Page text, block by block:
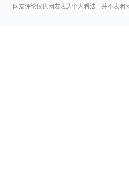
网友评论仅供网友表达个人看法，并不表明